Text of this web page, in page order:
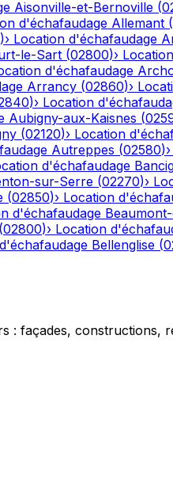
Aisonville-et-Bernoville (
d'échafaudage Allemant (
)› Location d'échafaudage
le-Sart (02800)›
d'échafaudage
Arrancy (02860)›
)› Location
Aubigny-aux-Kaisnes (
(02120)› Location
Autreppes (02580)›
d'échafaudage
sur-Serre (02270)›
(02850)› Location
d'échafaudage
(02800)› Location
Bellenglise (
: façades,